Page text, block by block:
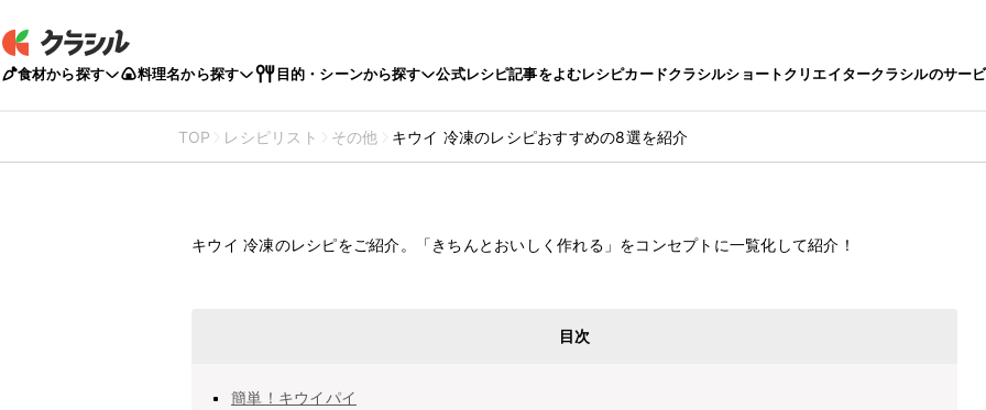
食材から探す 料理名から探す 目的・シーンから探す 公式レシピ記事をよむレシピカードクラシルショートクリエイタークラシルのサー
TOP レシピリスト その他 キウイ 冷凍のレシピおすすめの8選を紹介
冷凍のレシピおすすめの8選を紹介
キウイ 冷凍のレシピをご紹介。「きちんとおいしく作れる」をコンセプトに一覧化して紹介！
目次
簡単！キウイパイ